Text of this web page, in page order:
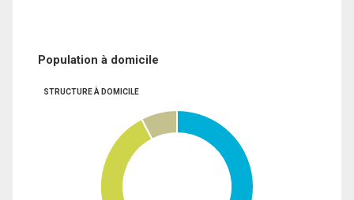
Population à domicile
STRUCTURE À DOMICILE